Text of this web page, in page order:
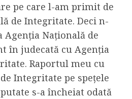
pe care l-am primit de
de Integritate. Deci n-
Agenția Națională de
în judecată cu Agenția
Raportul meu cu
Integritate pe spețele
s-a încheiat odată